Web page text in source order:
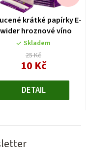
krátké papírky E-
hroznové víno
Skladem
25 Kč
10 KčMěrná
DETAIL